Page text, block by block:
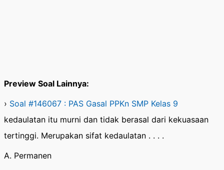
Preview Soal Lainnya:
› Soal #146067 : PAS Gasal PPKn SMP Kelas 9
kedaulatan itu murni dan tidak berasal dari kekuasaan
tertinggi. Merupakan sifat kedaulatan . . . .
A. Permanen